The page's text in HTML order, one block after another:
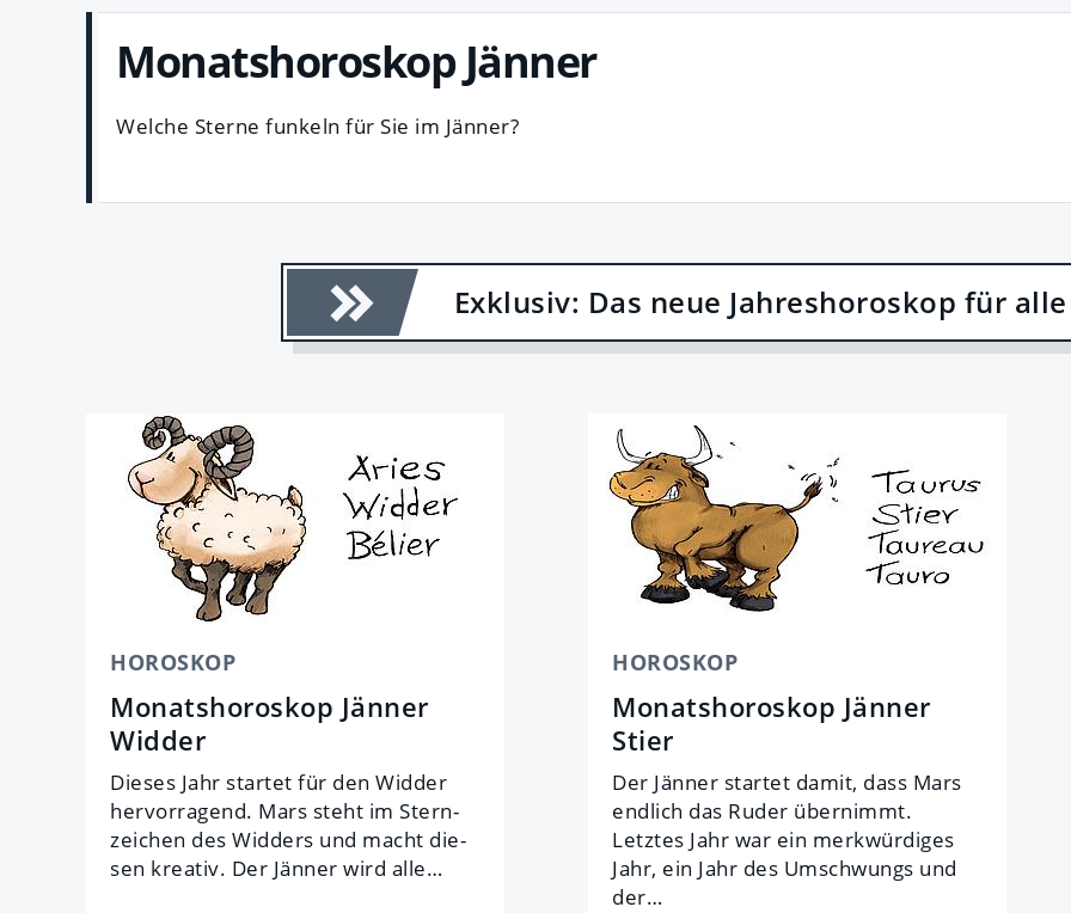
Monatshoroskop Jänner
Welche Sterne funkeln für Sie im Jänner?
Exklusiv: Das neue Jahreshoroskop für
HOROSKOP
Monatshoroskop Jänner
Widder
Dieses Jahr star­tet für den Wid­der
her­vor­ra­gend. Mars steht im Stern­
zei­chen des Wid­ders und macht die­
sen krea­tiv. Der Jän­ner wird alle…
HOROSKOP
Monatshoroskop Jänner
Stier
Der Jän­ner star­tet da­mit, dass Mars
end­lich das Ru­der über­nimmt.
Letztes Jahr war ein merk­wür­di­ges
Jahr, ein Jahr des Um­schwungs und
der…